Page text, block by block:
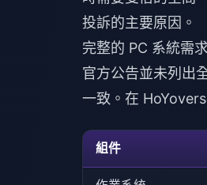
投訴的主要原因。
完整的 PC 系統需
官方公告並未列出
一致。在
組件